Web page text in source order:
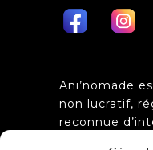
Ani’nomade
non lucratif,
reconnue